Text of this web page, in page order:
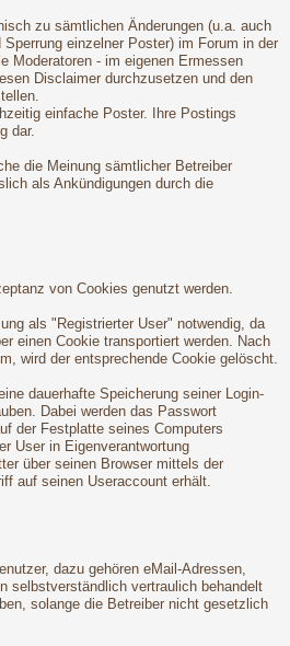
zu sämtlichen Änderungen (u.a. auch
Sperrung einzelner Poster) im Forum in der
Moderatoren - im eigenen Ermessen
Disclaimer durchzusetzen und den
einfache Poster. Ihre Postings
dar.
die Meinung sämtlicher Betreiber
als Ankündigungen durch die
von Cookies genutzt werden.
als "Registrierter User" notwendig, da
einen Cookie transportiert werden. Nach
wird der entsprechende Cookie gelöscht.
dauerhafte Speicherung seiner Login-
Dabei werden das Passwort
der Festplatte seines Computers
User in Eigenverantwortung
über seinen Browser mittels der
auf seinen Useraccount erhält.
dazu gehören eMail-Adressen,
selbstverständlich vertraulich behandelt
solange die Betreiber nicht gesetzlich